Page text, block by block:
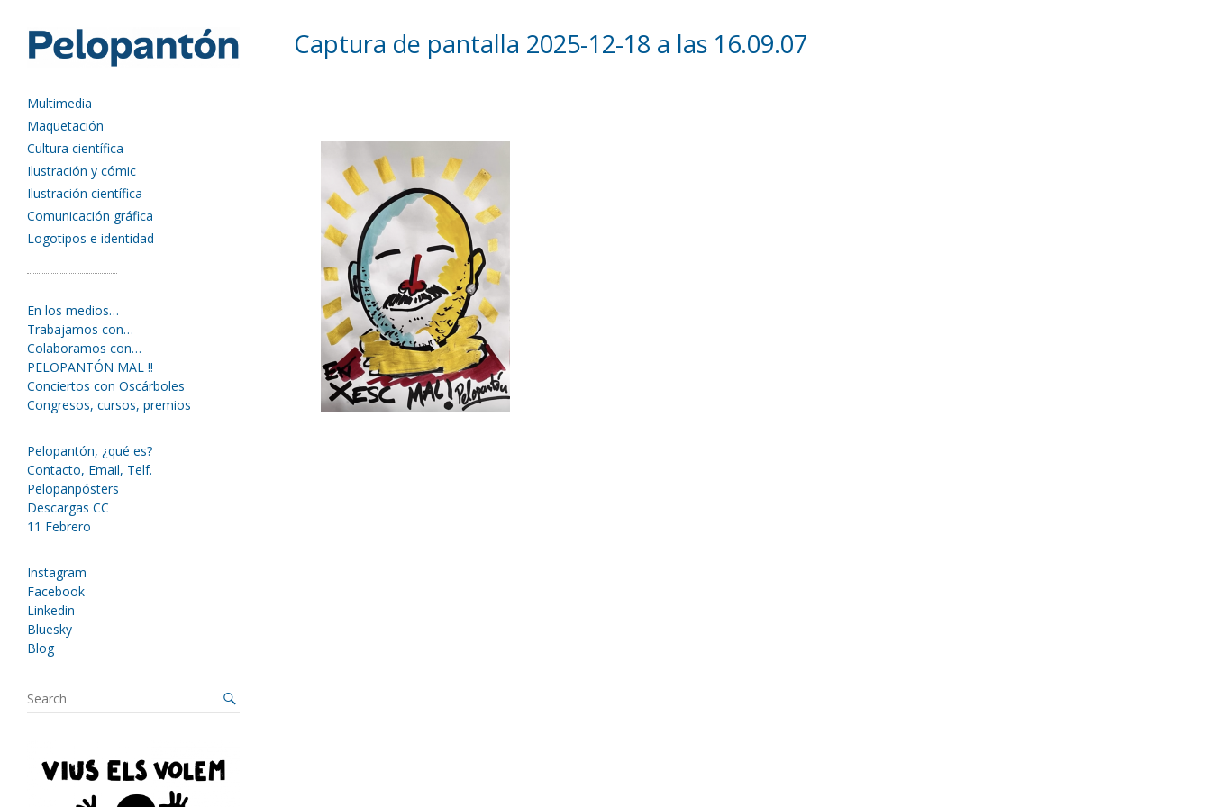
Multimedia
Maquetación
Cultura científica
Ilustración y cómic
Ilustración científica
Comunicación gráfica
Logotipos e identidad
Captura de pantalla 2025-12-18 a las 16.09.07
En los medios…
Trabajamos con…
Colaboramos con…
PELOPANTÓN MAL !!
Conciertos con Oscárboles
Congresos, cursos, premios
Pelopantón, ¿qué es?
Contacto, Email, Telf.
Pelopanpósters
Descargas CC
11 Febrero
Instagram
Facebook
Linkedin
Bluesky
Blog
S
e